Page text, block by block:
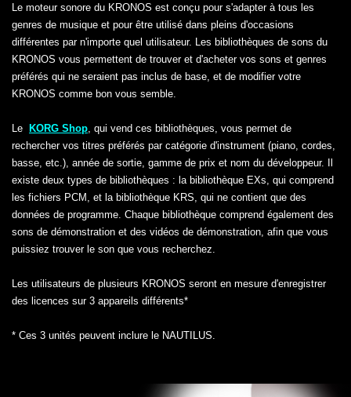
Le moteur sonore du KRONOS est conçu pour s'adapter à tous les
genres de musique et pour être utilisé dans pleins d'occasions
différentes par n'importe quel utilisateur. Les bibliothèques de sons du
KRONOS vous permettent de trouver et d'acheter vos sons et genres
préférés qui ne seraient pas inclus de base, et de modifier votre
KRONOS comme bon vous semble.
Le KORG Shop , qui vend ces bibliothèques, vous permet de
rechercher vos titres préférés par catégorie d'instrument (piano, cordes,
basse, etc.), année de sortie, gamme de prix et nom du développeur. Il
existe deux types de bibliothèques : la bibliothèque EXs, qui comprend
les fichiers PCM, et la bibliothèque KRS, qui ne contient que des
données de programme. Chaque bibliothèque comprend également des
sons de démonstration et des vidéos de démonstration, afin que vous
puissiez trouver le son que vous recherchez.
Les utilisateurs de plusieurs KRONOS seront en mesure d'enregistrer
des licences sur 3 appareils différents*
* Ces 3 unités peuvent inclure le NAUTILUS.